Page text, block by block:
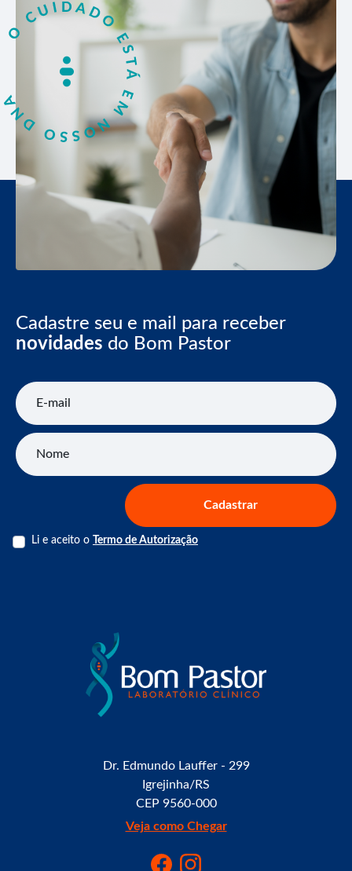
Cadastre seu e mail para receber
novidades do Bom Pastor
E-mail
Nome
Cadastrar
Li e aceito o Termo de Autorização
Dr. Edmundo Lauffer - 299
Igrejinha/RS
CEP 9560-000
Veja como Chegar